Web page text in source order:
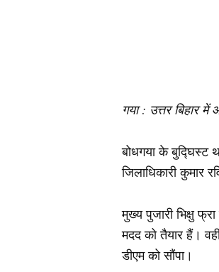
गया : उत्तर बिहार
बोधगया के बुद्घिस्ट
जिलाधिकारी कुमार
मुख्य पुजारी भिक्षु
मदद को तैयार हैं।
डीएम को सौंपा।